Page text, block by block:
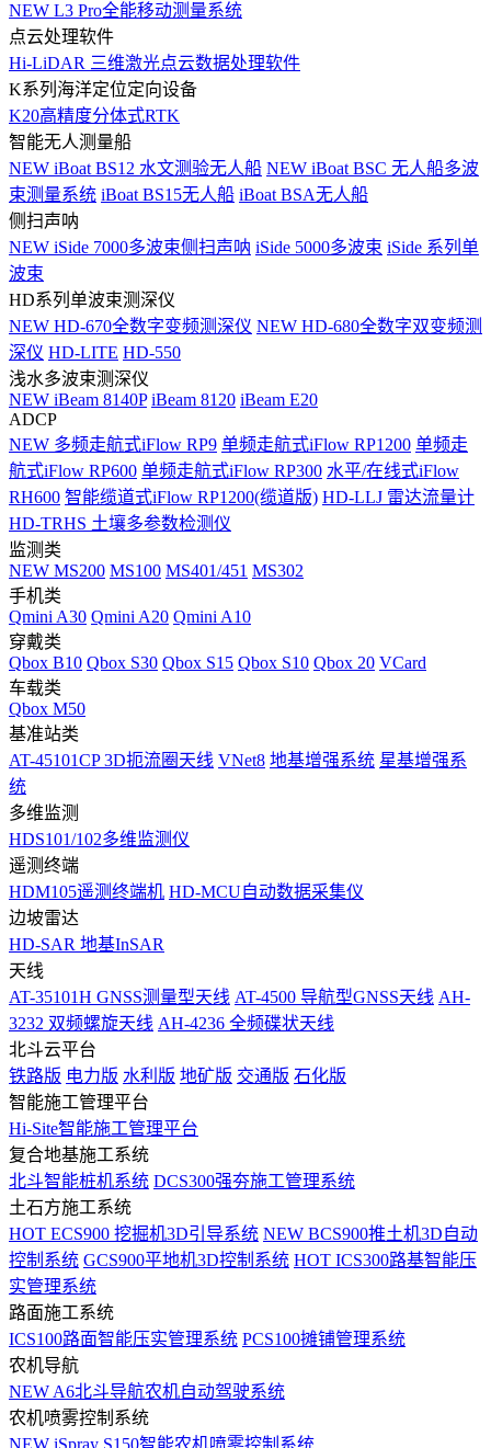
NEW L3 Pro全能移动测量系统
点云处理软件
Hi-LiDAR 三维激光点云数据处理软件
K系列海洋定位定向设备
K20高精度分体式RTK
智能无人测量船
NEW iBoat BS12 水文测验无人船 NEW iBoat BSC 无人船多波
束测量系统 iBoat BS15无人船 iBoat BSA无人船
侧扫声呐
NEW iSide 7000多波束侧扫声呐 iSide 5000多波束 iSide 系列单
波束
HD系列单波束测深仪
NEW HD-670全数字变频测深仪 NEW HD-680全数字双变频测
深仪 HD-LITE HD-550
浅水多波束测深仪
NEW iBeam 8140P iBeam 8120 iBeam E20
ADCP
NEW 多频走航式iFlow RP9 单频走航式iFlow RP1200 单频走
航式iFlow RP600 单频走航式iFlow RP300 水平/在线式iFlow
RH600 智能缆道式iFlow RP1200(缆道版) HD-LLJ 雷达流量计
HD-TRHS 土壤多参数检测仪
监测类
NEW MS200 MS100 MS401/451 MS302
手机类
Qmini A30 Qmini A20 Qmini A10
穿戴类
Qbox B10 Qbox S30 Qbox S15 Qbox S10 Qbox 20 VCard
车载类
Qbox M50
基准站类
AT-45101CP 3D扼流圈天线 VNet8 地基增强系统 星基增强系
统
多维监测
HDS101/102多维监测仪
遥测终端
HDM105遥测终端机 HD-MCU自动数据采集仪
边坡雷达
HD-SAR 地基InSAR
天线
AT-35101H GNSS测量型天线 AT-4500 导航型GNSS天线 AH-
3232 双频螺旋天线 AH-4236 全频碟状天线
北斗云平台
铁路版 电力版 水利版 地矿版 交通版 石化版
智能施工管理平台
Hi-Site智能施工管理平台
复合地基施工系统
北斗智能桩机系统 DCS300强夯施工管理系统
土石方施工系统
HOT ECS900 挖掘机3D引导系统 NEW BCS900推土机3D自动
控制系统 GCS900平地机3D控制系统 HOT ICS300路基智能压
实管理系统
路面施工系统
ICS100路面智能压实管理系统 PCS100摊铺管理系统
农机导航
NEW A6北斗导航农机自动驾驶系统
农机喷雾控制系统
NEW iSpray S150智能农机喷雾控制系统